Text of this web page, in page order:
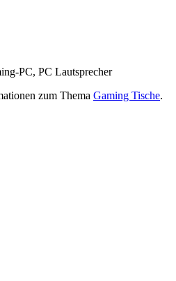
PC, PC Lautsprecher
zum Thema Gaming Tische.